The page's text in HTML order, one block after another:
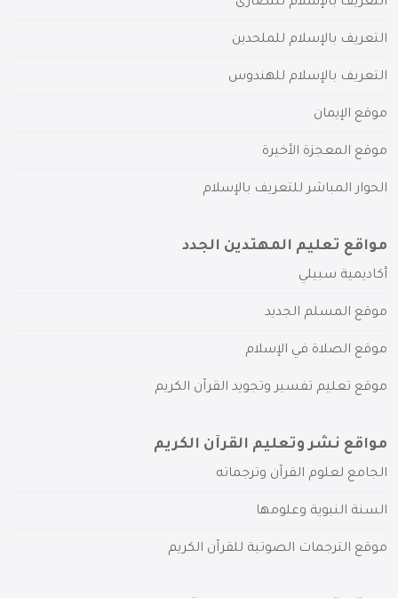
التعريف بالإسلام للملحدين
التعريف بالإسلام للهندوس
موقع الإيمان
موقع المعجزة الأخيرة
الحوار المباشر للتعريف بالإسلام
مواقع تعليم المهتدين الجدد
أكاديمية سبيلي
موقع المسلم الجديد
موقع الصلاة في الإسلام
موقع تعليم تفسير وتجويد القرآن الكريم
مواقع نشر وتعليم القرآن الكريم
الجامع لعلوم القرآن وترجماته
السنة النبوية وعلومها
موقع الترجمات الصوتية للقرآن الكريم